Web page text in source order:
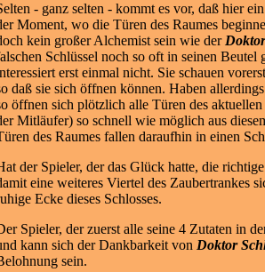
- ganz selten - kommt es vor, daß hier
Moment, wo die Türen des Raumes
kein großer Alchemist sein wie der
Schlüssel noch so oft in seinen
erst einmal nicht. Sie schauen
daß sie sich öffnen können. Haben
öffnen sich plötzlich alle Türen des
Mitläufer) so schnell wie möglich aus
des Raumes fallen daraufhin in einen
der Spieler, der das Glück hatte, die
eine weiteres Viertel des Zaubertrankes
Ecke dieses Schlosses.
Spieler, der zuerst alle seine 4 Zutaten in
kann sich der Dankbarkeit von Doktor
sein.